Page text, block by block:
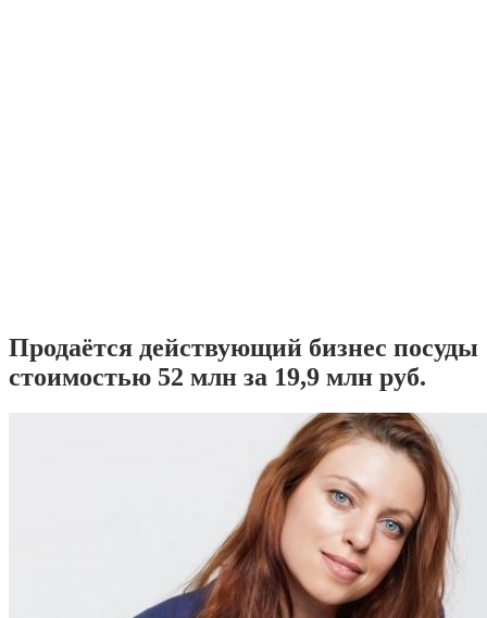
Продаётся действующий бизнес посуды
стоимостью 52 млн за 19,9 млн руб.